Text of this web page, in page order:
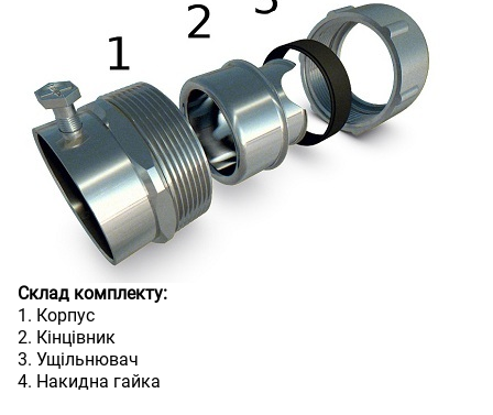
Склад комплекту:
1. Корпус
2. Кінцівник
3. Ущільнювач
4. Накидна гайка